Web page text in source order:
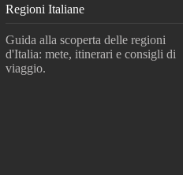
Regioni Italiane
Guida alla scoperta delle regioni
d'Italia: mete, itinerari e consigli di
viaggio.